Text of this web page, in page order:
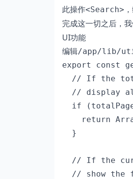
此操作<Search>
完成这一切之后，
UI功能
编辑/app/lib/
export const
// If the total
// display all
if
return
}
// If the
// show the